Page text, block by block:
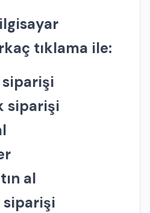
tıklama ile:
siparişi
al
siparişi